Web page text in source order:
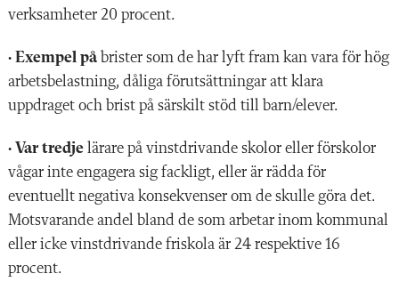
verksamheter 20 procent.
• Exempel på brister som de har lyft fram kan vara för hög
arbetsbelastning, dåliga förutsättningar att klara
uppdraget och brist på särskilt stöd till barn/elever.
• Var tredje lärare på vinstdrivande skolor eller förskolor
vågar inte engagera sig fackligt, eller är rädda för
eventuellt negativa konsekvenser om de skulle göra det.
Motsvarande andel bland de som arbetar inom kommunal
eller icke vinstdrivande friskola är 24 respektive 16
procent.